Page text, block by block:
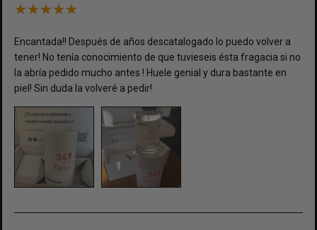
Encantada!! Después de años descatalogado lo puedo volver a
tener! No tenía conocimiento de que tuvieseis ésta fragacia si no
la abría pedido mucho antes ! Huele genial y dura bastante en
piel! Sin duda la volveré a pedir!